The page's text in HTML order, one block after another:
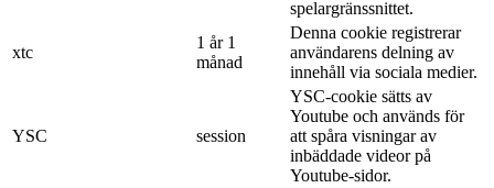
spelargränssnittet.
xtc
1 år 1
månad
Denna cookie registrerar
användarens delning av
innehåll via sociala medier.
YSC session
YSC-cookie sätts av
Youtube och används för
att spåra visningar av
inbäddade videor på
Youtube-sidor.